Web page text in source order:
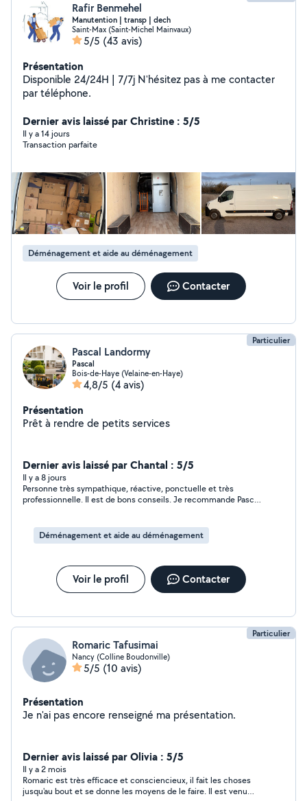
Rafir Benmehel
Manutention | transp | dech
Saint-Max (Saint-Michel Mainvaux)
5/5 (43 avis)
Présentation
Disponible 24/24H | 7/7j N'hésitez pas à me contacter
par téléphone.
Dernier avis laissé par Christine : 5/5
Il y a 14 jours
Transaction parfaite
Déménagement et aide au déménagement
Voir le profil Contacter
Particulier
Pascal Landormy
Pascal
Bois-de-Haye (Velaine-en-Haye)
4,8/5 (4 avis)
Présentation
Prêt à rendre de petits services
Dernier avis laissé par Chantal : 5/5
Il y a 8 jours
Personne très sympathique, réactive, ponctuelle et très
professionnelle. Il est de bons conseils. Je recommande Pascal
Déménagement et aide au déménagement
Voir le profil Contacter
Particulier
Romaric Tafusimai
Nancy (Colline Boudonville)
5/5 (10 avis)
Présentation
Je n'ai pas encore renseigné ma présentation.
Dernier avis laissé par Olivia : 5/5
Il y a 2 mois
Romaric est très efficace et consciencieux, il fait les choses
jusqu'au bout et se donne les moyens de le faire. Il est venu